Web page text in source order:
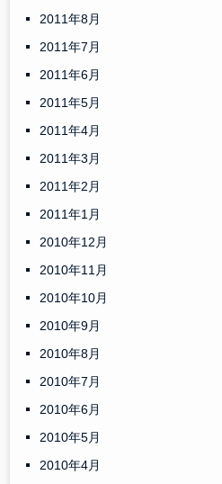
2011年8月
2011年7月
2011年6月
2011年5月
2011年4月
2011年3月
2011年2月
2011年1月
2010年12月
2010年11月
2010年10月
2010年9月
2010年8月
2010年7月
2010年6月
2010年5月
2010年4月